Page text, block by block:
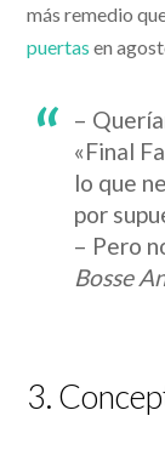
más remedio
puertas en
–
«Final
lo que
por
– Pero
Bosse
3.